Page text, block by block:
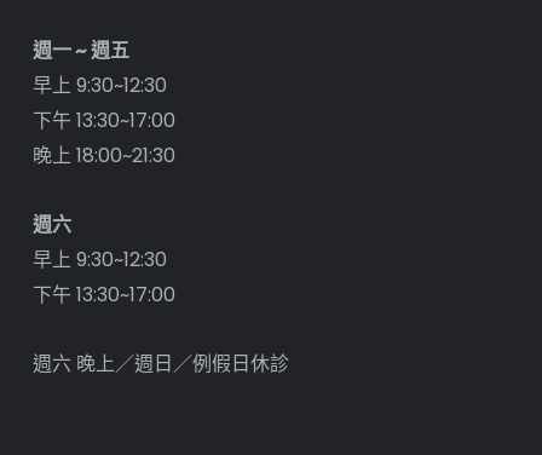
週一 ~ 週五
早上 9:30~12:30
下午 13:30~17:00
晚上 18:00~21:30
週六
早上 9:30~12:30
下午 13:30~17:00
週六 晚上／週日／例假日休診